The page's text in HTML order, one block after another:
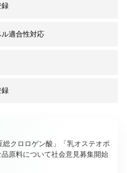
録
適合性対応
録
総クロロゲン酸」「乳オステオポ
原料について社会意見募集開始